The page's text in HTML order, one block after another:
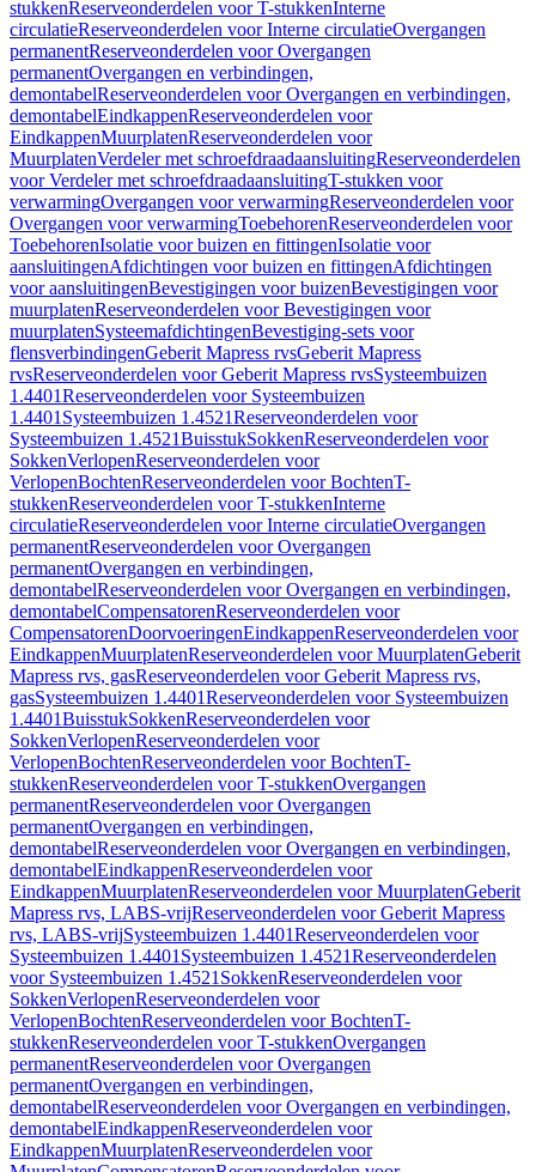
stukkenReserveonderdelen voor T-stukkenInterne
circulatieReserveonderdelen voor Interne circulatieOvergangen
permanentReserveonderdelen voor Overgangen
permanentOvergangen en verbindingen,
demontabelReserveonderdelen voor Overgangen en verbindingen,
demontabelEindkappenReserveonderdelen voor
EindkappenMuurplatenReserveonderdelen voor
MuurplatenVerdeler met schroefdraadaansluitingReserveonderdelen
voor Verdeler met schroefdraadaansluitingT-stukken voor
verwarmingOvergangen voor verwarmingReserveonderdelen voor
Overgangen voor verwarmingToebehorenReserveonderdelen voor
ToebehorenIsolatie voor buizen en fittingenIsolatie voor
aansluitingenAfdichtingen voor buizen en fittingenAfdichtingen
voor aansluitingenBevestigingen voor buizenBevestigingen voor
muurplatenReserveonderdelen voor Bevestigingen voor
muurplatenSysteemafdichtingenBevestiging-sets voor
flensverbindingenGeberit Mapress rvsGeberit Mapress
rvsReserveonderdelen voor Geberit Mapress rvsSysteembuizen
1.4401Reserveonderdelen voor Systeembuizen
1.4401 Systeembuizen 1.4521Reserveonderdelen voor
Systeembuizen 1.4521BuisstukSokkenReserveonderdelen voor
SokkenVerlopenReserveonderdelen voor
VerlopenBochtenReserveonderdelen voor BochtenT-
stukkenReserveonderdelen voor T-stukkenInterne
circulatieReserveonderdelen voor Interne circulatieOvergangen
permanentReserveonderdelen voor Overgangen
permanentOvergangen en verbindingen,
demontabelReserveonderdelen voor Overgangen en verbindingen,
demontabelCompensatorenReserveonderdelen voor
CompensatorenDoorvoeringenEindkappenReserveonderdelen voor
EindkappenMuurplatenReserveonderdelen voor MuurplatenGeberit
Mapress rvs, gasReserveonderdelen voor Geberit Mapress rvs,
gasSysteembuizen 1.4401Reserveonderdelen voor Systeembuizen
1.4401BuisstukSokkenReserveonderdelen voor
SokkenVerlopenReserveonderdelen voor
VerlopenBochtenReserveonderdelen voor BochtenT-
stukkenReserveonderdelen voor T-stukkenOvergangen
permanentReserveonderdelen voor Overgangen
permanentOvergangen en verbindingen,
demontabelReserveonderdelen voor Overgangen en verbindingen,
demontabelEindkappenReserveonderdelen voor
EindkappenMuurplatenReserveonderdelen voor MuurplatenGeberit
Mapress rvs, LABS-vrijReserveonderdelen voor Geberit Mapress
rvs, LABS-vrijSysteembuizen 1.4401Reserveonderdelen voor
Systeembuizen 1.4401 Systeembuizen 1.4521Reserveonderdelen
voor Systeembuizen 1.4521 SokkenReserveonderdelen voor
SokkenVerlopenReserveonderdelen voor
VerlopenBochtenReserveonderdelen voor BochtenT-
stukkenReserveonderdelen voor T-stukkenOvergangen
permanentReserveonderdelen voor Overgangen
permanentOvergangen en verbindingen,
demontabelReserveonderdelen voor Overgangen en verbindingen,
demontabelEindkappenReserveonderdelen voor
EindkappenMuurplatenReserveonderdelen voor